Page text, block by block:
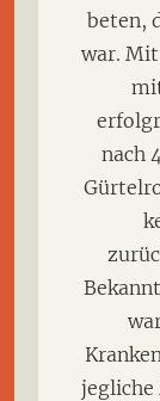
beten,
war. Mit
nach
jegliche